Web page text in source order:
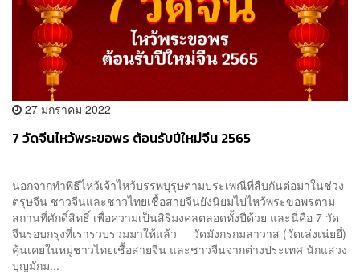
27 มกราคม 2022
7 วัดจีนไหว้พระขอพร ต้อนรับปีใหม่จีน 2565
นอกจากทำพิธีไหว้เจ้าไหว้บรรพบุรุษตามประเพณีที่สืบกันต่อมาในช่วง
ตรุษจีน ชาวจีนและชาวไทยเชื้อสายจีนยังนิยมไปไหว้พระขอพรตาม
สถานที่ศักดิ์สิทธิ์ เพื่อความเป็นสิริมงคลตลอดทั้งปีด้วย และนี่คือ 7 วัด
จีนรอบกรุงที่เรารวบรวมมาให้แล้ว วัดมังกรกมลาวาส (วัดเล่งเน่ยยี่)
คุ้นเคยในหมู่ชาวไทยเชื้อสายจีน และชาวจีนจากต่างประเทศ นักแสวง
บุญมักม...